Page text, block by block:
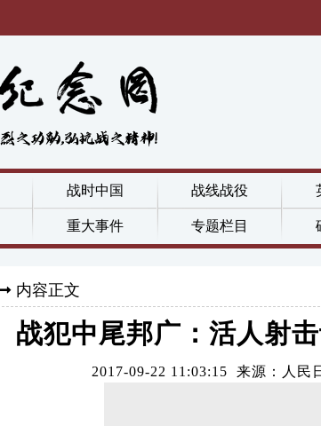
战时中国 战线战役
重大事件 专题栏目
内容正文
战犯中尾邦广：活人射
2017-09-22 11:03:15 来源：人民